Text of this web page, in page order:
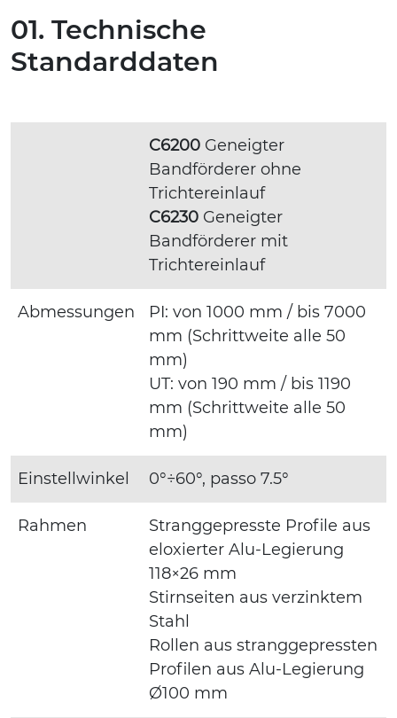
01. Technische
Standarddaten
C6200 Geneigter
Bandförderer ohne
Trichtereinlauf
C6230 Geneigter
Bandförderer mit
Trichtereinlauf
Abmessungen
PI: von 1000 mm / bis 7000
mm (Schrittweite alle 50
mm)
UT: von 190 mm / bis 1190
mm (Schrittweite alle 50
mm)
Einstellwinkel 0°÷60°, passo 7.5°
Rahmen
Stranggepresste Profile aus
eloxierter Alu-Legierung
118×26 mm
Stirnseiten aus verzinktem
Stahl
Rollen aus stranggepressten
Profilen aus Alu-Legierung
Ø100 mm